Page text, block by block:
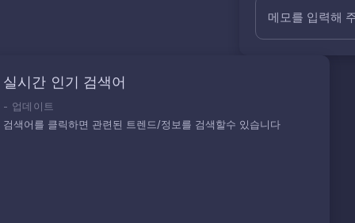
메모를 입력해
실시간 인기 검색어
- 업데이트
검색어를 클릭하면 관련된 트렌드/정보를 검색할수 있습니다